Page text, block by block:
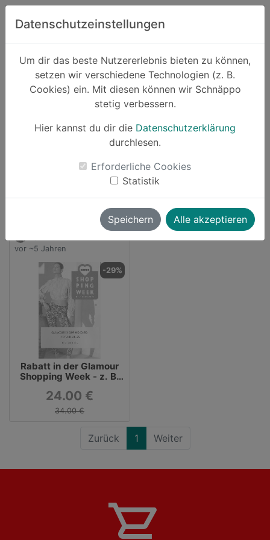
Zum Hauptinhalt springen
Datenschutzeinstellungen
Um dir das beste Nutzererlebnis bieten zu können,
setzen wir verschiedene Technologien (z. B.
Cookies) ein. Mit diesen können wir Schnäppo
stetig verbessern.
Hier kannst du dir die Datenschutzerklärung
durchlesen.
Erforderliche Cookies
Statistik
Speichern Alle akzeptieren
Suchen
Anbieter calzedonia
Schnäppchen von calzedonia
1 Angebot
Direkt zum Anbieter
vor ~5 Jahren
-29%
Rabatt in der Glamour
Shopping Week - z. B.
mit Volant Capri
24.00 €
34.00 €
Zurück 1 Weiter
shopping_cart